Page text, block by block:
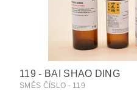
119 - BAI SHAO DING
SMĚS ČÍSLO - 119